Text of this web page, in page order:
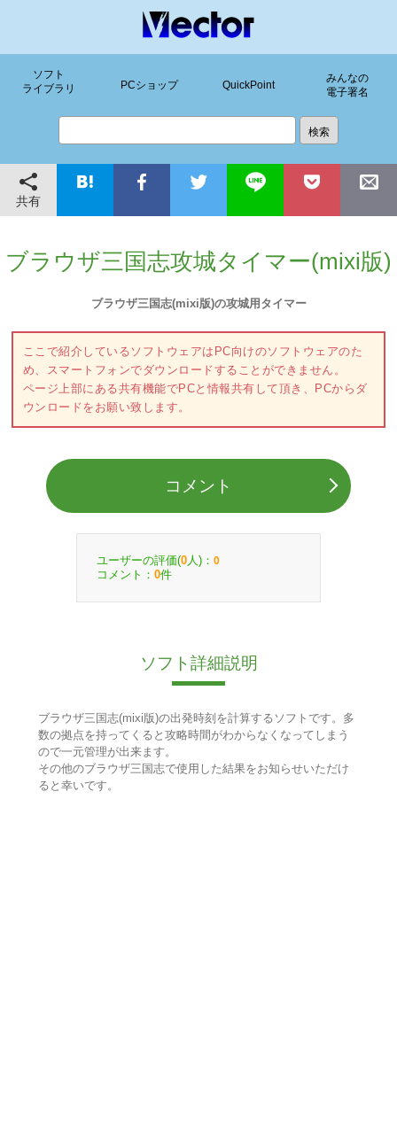
ソフト
ライブラリ
PCショップ QuickPoint
みんなの
電子署名
共有
ブラウザ三国志攻城タイマー(mixi版)
ブラウザ三国志(mixi版)の攻城用タイマー
ここで紹介しているソフトウェアはPC向けのソフトウェアのた
め、スマートフォンでダウンロードすることができません。
ページ上部にある共有機能でPCと情報共有して頂き、PCからダ
ウンロードをお願い致します。
コメント
ユーザーの評価(0 人)： 0
コメント： 0件
ソフト詳細説明
ブラウザ三国志(mixi版)の出発時刻を計算するソフトです。多
数の拠点を持ってくると攻略時間がわからなくなってしまう
ので一元管理が出来ます。
その他のブラウザ三国志で使用した結果をお知らせいただけ
ると幸いです。